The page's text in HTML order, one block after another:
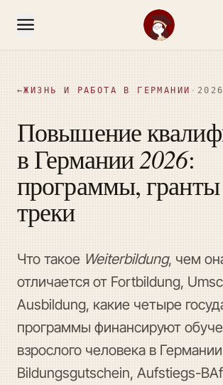
←ЖИЗНЬ И РАБОТА В ГЕРМАНИИ · 2026
Повышение
в Германии2026:
программы,
треки
Что такое Weiterbildung, чем
отличается от Fortbildung,
Ausbildung, какие четыре
программы финансируют
взрослого человека в
Bildungsgutschein, Aufstiegs-